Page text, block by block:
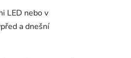
LED nebo v
a dnešní